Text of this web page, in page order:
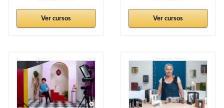
Ver cursos Ver cursos